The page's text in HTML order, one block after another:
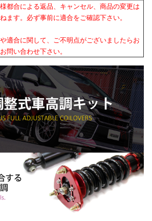
様都合による返品、キャンセル、商品の変更は
ます。必ず事前に適合をご確認下さい。
や適合に関して、ご不明点がございましたらお
問い合わせ下さい。